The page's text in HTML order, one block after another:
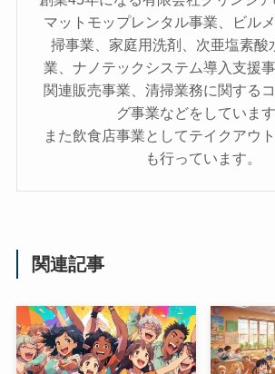
マットモップレンタル事業、ビル
掃事業、家庭用洗剤、次亜塩素酸
業、ナノテックシステム導入支援
関連販売事業、清掃業務に関する
グ事業などをしています
また飲食店事業としてテイクアウ
も行っています。
関連記事